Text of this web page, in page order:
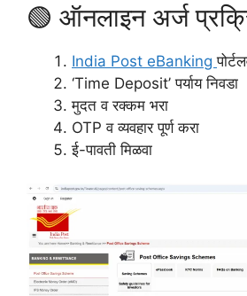
🟢 ऑनलाइन अर्ज
India Post eBanking
‘Time Deposit’ पर्याय निवडा
मुदत व रक्कम भरा
OTP व व्यवहार पूर्ण करा
ई-पावती मिळवा